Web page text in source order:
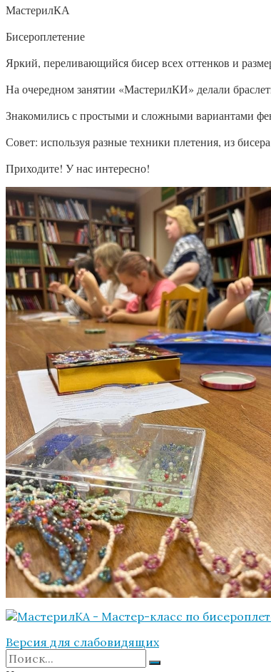
МастерилКА
Бисероплетение
Яркий, переливающийся бисер всех оттенков и
На очередном занятии «МастерилКИ» делали
Знакомились с простыми и сложными вариантами
Совет: используя разные техники плетения, из
Приходите! У нас интересно!
Версия для слабовидящих